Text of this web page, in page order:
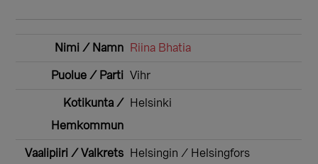
Riina Bhatia
Vihr
Helsinki
Helsingin / Helsingfors